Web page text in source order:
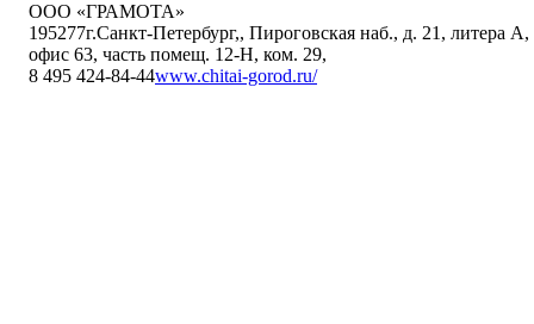
ООО «ГРАМОТА»
195277г.Санкт-Петербург,, Пироговская наб., д. 21, литера А,
офис 63, часть помещ. 12-Н, ком. 29,
8 495 424-84-44www.chitai-gorod.ru/